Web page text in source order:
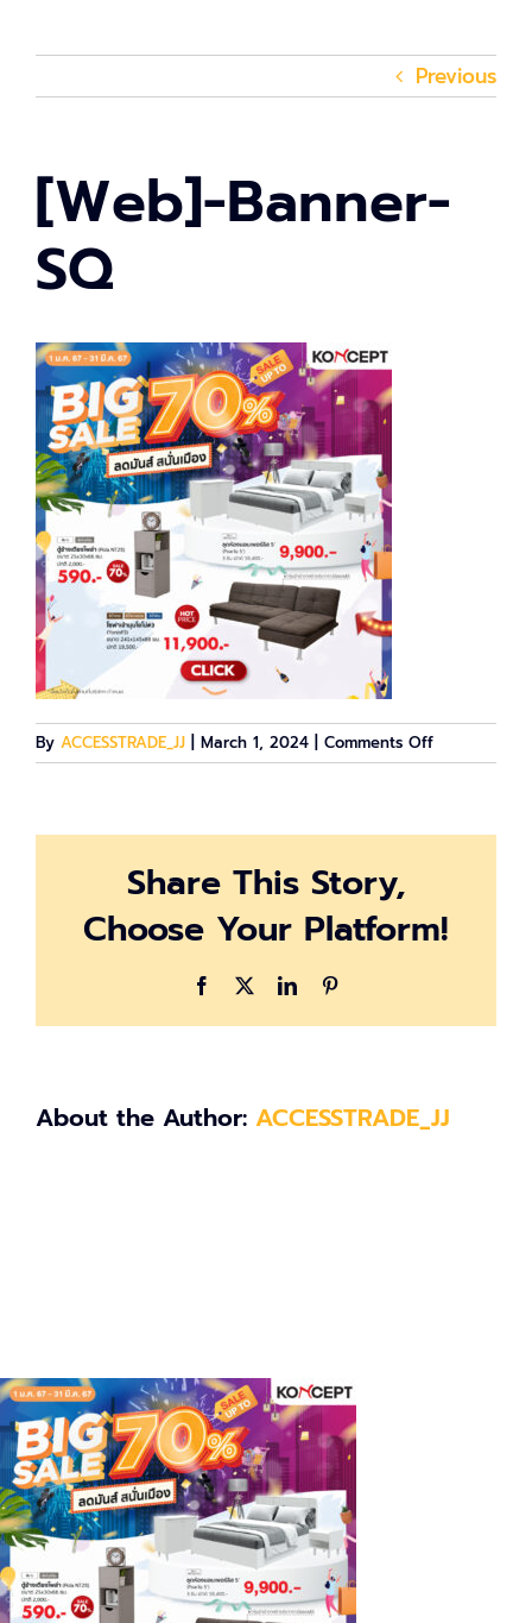
Previous
[Web]-Banner-
SQ
By ACCESSTRADE_JJ March 1, 2024 Comments Offon
[Web]-
Share This Story,
Choose Your Platform!
Facebook LinkedIn
About the Author: ACCESSTRADE_JJ